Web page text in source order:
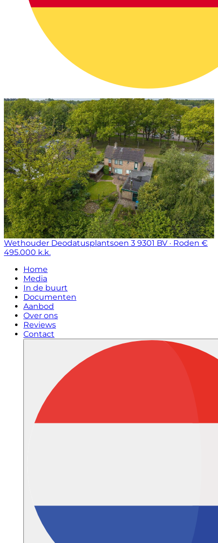
Wethouder Deodatusplantsoen 3 9301 BV · Roden €
495.000 k.k.
Home
Media
In de buurt
Documenten
Aanbod
Over ons
Reviews
Contact